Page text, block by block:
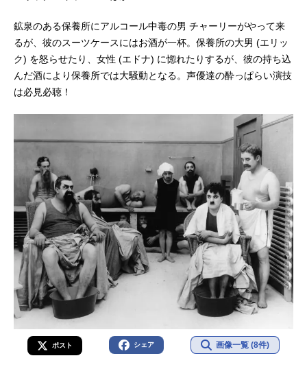
鉱泉のある保養所にアルコール中毒の男 チャーリーがやって来
るが、彼のスーツケースにはお酒が一杯。保養所の大男 (エリッ
ク) を怒らせたり、女性 (エドナ) に惚れたりするが、彼の持ち込
んだ酒により保養所では大騒動となる。声優達の酔っぱらい演技
は必見必聴！
ポスト シェア 画像一覧 (8件)